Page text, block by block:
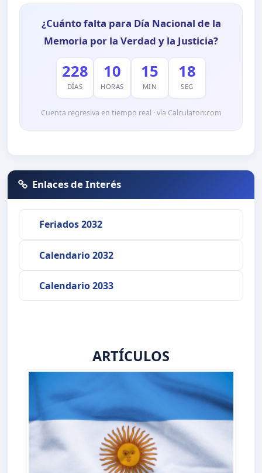
¿Cuánto falta para Día Nacional de la
Memoria por la Verdad y la Justicia?
228
DÍAS
10
HORAS
15
MIN
17
SEG
Cuenta regresiva en tiempo real · vía Calculatorr.com
Enlaces de Interés
Feriados 2032
Calendario 2032
Calendario 2033
ARTÍCULOS